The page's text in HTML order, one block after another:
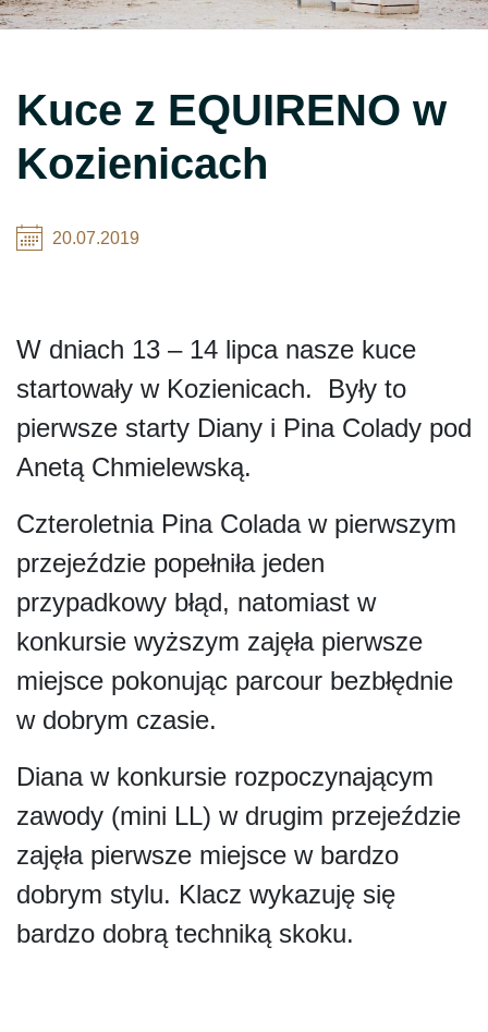
Kuce z EQUIRENO w
Kozienicach
20.07.2019
W dniach 13 – 14 lipca nasze kuce
startowały w Kozienicach. Były to
pierwsze starty Diany i Pina Colady pod
Anetą Chmielewską.
Czteroletnia Pina Colada w pierwszym
przejeździe popełniła jeden
przypadkowy błąd, natomiast w
konkursie wyższym zajęła pierwsze
miejsce pokonując parcour bezbłędnie
w dobrym czasie.
Diana w konkursie rozpoczynającym
zawody (mini LL) w drugim przejeździe
zajęła pierwsze miejsce w bardzo
dobrym stylu. Klacz wykazuję się
bardzo dobrą techniką skoku.